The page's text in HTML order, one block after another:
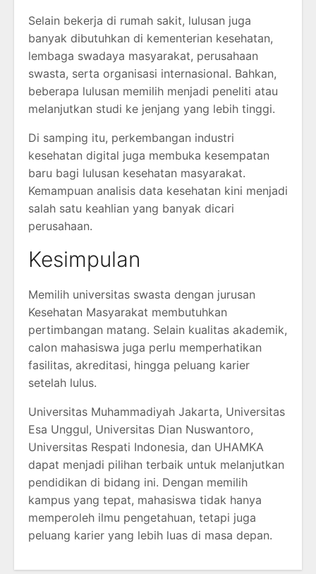
Selain bekerja di rumah sakit, lulusan juga
banyak dibutuhkan di kementerian kesehatan,
lembaga swadaya masyarakat, perusahaan
swasta, serta organisasi internasional. Bahkan,
beberapa lulusan memilih menjadi peneliti atau
melanjutkan studi ke jenjang yang lebih tinggi.
Di samping itu, perkembangan industri
kesehatan digital juga membuka kesempatan
baru bagi lulusan kesehatan masyarakat.
Kemampuan analisis data kesehatan kini menjadi
salah satu keahlian yang banyak dicari
perusahaan.
Kesimpulan
Memilih universitas swasta dengan jurusan
Kesehatan Masyarakat membutuhkan
pertimbangan matang. Selain kualitas akademik,
calon mahasiswa juga perlu memperhatikan
fasilitas, akreditasi, hingga peluang karier
setelah lulus.
Universitas Muhammadiyah Jakarta, Universitas
Esa Unggul, Universitas Dian Nuswantoro,
Universitas Respati Indonesia, dan UHAMKA
dapat menjadi pilihan terbaik untuk melanjutkan
pendidikan di bidang ini. Dengan memilih
kampus yang tepat, mahasiswa tidak hanya
memperoleh ilmu pengetahuan, tetapi juga
peluang karier yang lebih luas di masa depan.